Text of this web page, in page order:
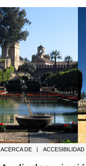
ACERCA DE | ACCESIBILIDAD